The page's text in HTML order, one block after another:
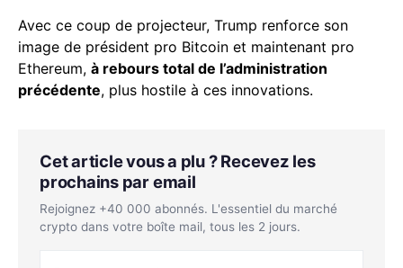
Avec ce coup de projecteur, Trump renforce son
image de président pro Bitcoin et maintenant pro
Ethereum, à rebours total de l’administration
précédente, plus hostile à ces innovations.
Cet article vous a plu ? Recevez les
prochains par email
Rejoignez +40 000 abonnés. L'essentiel du marché
crypto dans votre boîte mail, tous les 2 jours.